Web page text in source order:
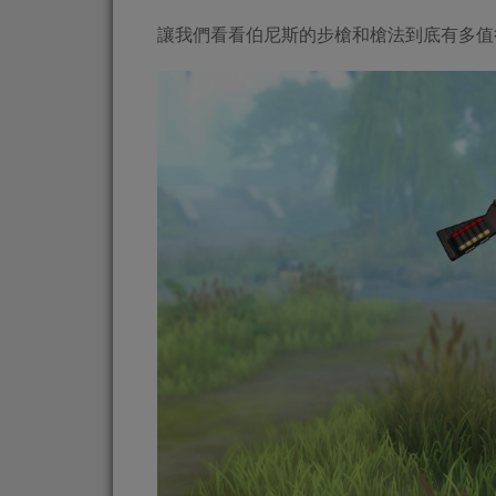
讓我們看看伯尼斯的步槍和槍法到底有多